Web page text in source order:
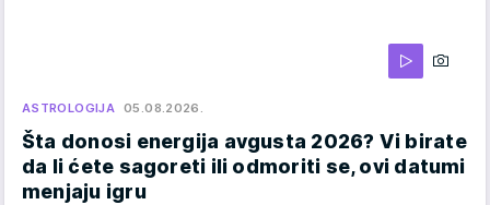
ASTROLOGIJA 05.08.2026.
Šta donosi energija avgusta 2026? Vi birate
da li ćete sagoreti ili odmoriti se, ovi datumi
menjaju igru